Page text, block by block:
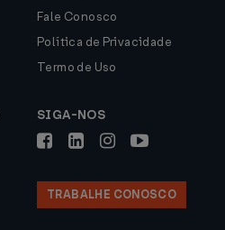
Fale Conosco
Política de Privacidade
Termo de Uso
SIGA-NOS
TRABALHE CONOSCO